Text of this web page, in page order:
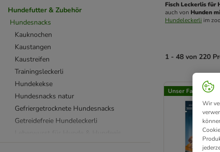
Hundefutter & Zubehör
Hundesnacks
Kauknochen
Kaustangen
Kaustreifen
Trainingsleckerli
Hundekekse
Hundesnacks natur
Gefriergetrocknete Hundesnacks
Getreidefreie Hundeleckerli
Fisch Leckerlis für
auch von Hunden
Hundeleckerli im
1 - 48 von 220
product items
Unser Favorit
Wir